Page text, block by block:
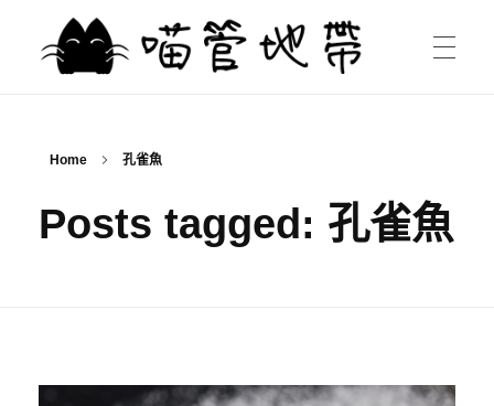
偶娃影誌
Home 孔雀魚
Posts tagged: 孔雀魚